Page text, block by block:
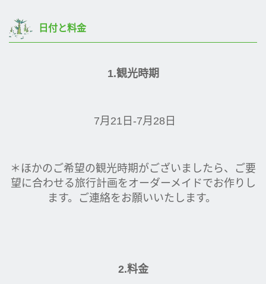
日付と料金
1.観光時期
7月21日-7月28日
＊ほかのご希望の観光時期がございましたら、ご要
望に合わせる旅行計画をオーダーメイドでお作りし
ます。ご連絡をお願いいたします。
2.料金